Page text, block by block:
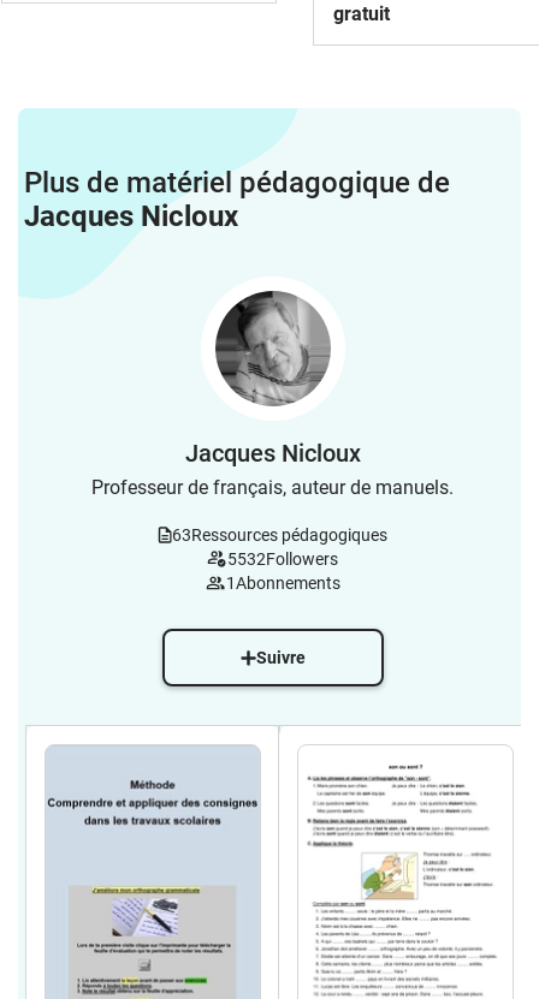
gratuit
Plus de matériel pédagogique de
Jacques Nicloux
Jacques Nicloux
Professeur de français, auteur de manuels.
63Ressources pédagogiques
5532Followers
1Abonnements
Suivre